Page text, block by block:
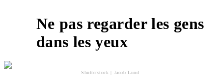
Ne pas regarder les gens
dans les yeux
Shutterstock | Jacob Lund